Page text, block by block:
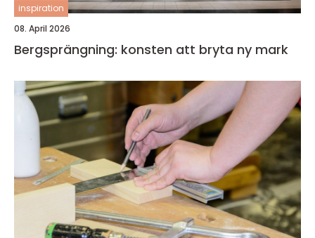
inspiration
08. April 2026
Bergsprängning: konsten att bryta ny mark